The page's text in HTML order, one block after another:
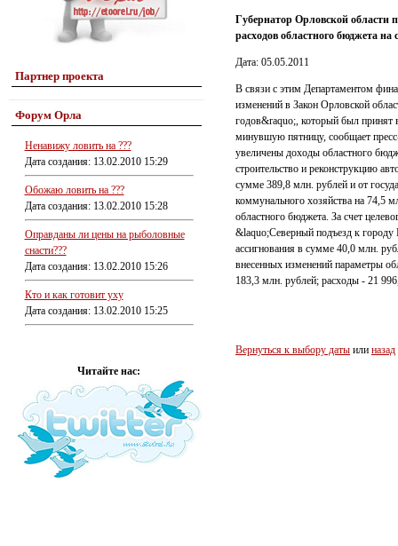
Партнер проекта
Форум Орла
Ненавижу ловить на ???
Дата создания: 13.02.2010 15:29
Обожаю ловить на ???
Дата создания: 13.02.2010 15:28
Оправданы ли цены на рыболовные
снасти???
Дата создания: 13.02.2010 15:26
Кто и как готовит уху
Дата создания: 13.02.2010 15:25
Читайте нас:
Губернатор Орловской области
расходов областного бюджета
Дата: 05.05.2011
В связи с этим Департаментом
изменений в Закон Орловской
годов&raquo;, который был принят
минувшую пятницу, сообщает
увеличены доходы областного
строительство и реконструкцию
сумме 389,8 млн. рублей и от
коммунального хозяйства на 74,5
областного бюджета. За счет
&laquo;Северный подъезд к
ассигнования в сумме 40,0 млн.
внесенных изменений параметры
183,3 млн. рублей; расходы - 21
Вернуться к выбору даты или назад